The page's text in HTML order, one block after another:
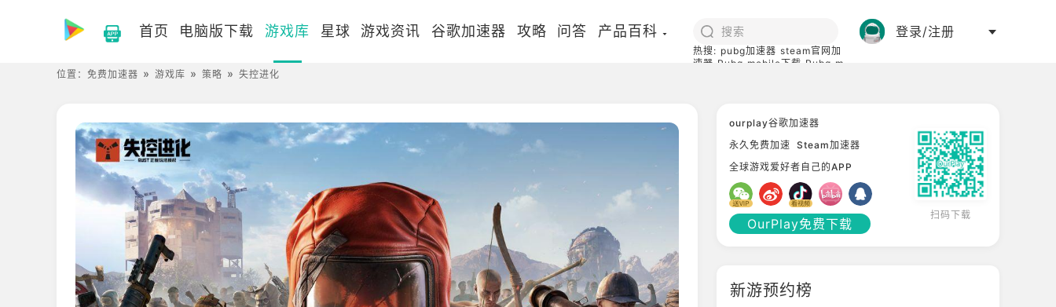
首页 电脑版下载 游戏库 星球 游戏资讯 谷歌加速器 攻略 问答 产品百科
热搜: pubg加速器 steam官网加
速器 Pubg mobile下载 Pubg m
登录/注册
位置： 免费加速器 游戏库 策略 失控进化
ourplay谷歌加速器
永久免费加速 Steam加速器
全球游戏爱好者自己的APP
OurPlay免费下载
扫码下载
新游预约榜